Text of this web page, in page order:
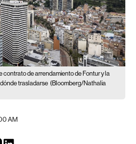
contrato de arrendamiento de Fontur y la
trasladarse (Bloomberg/Nathalia
AM